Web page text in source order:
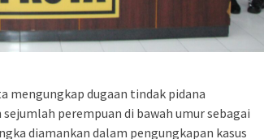
mengungkap dugaan tindak pidana
perempuan di bawah umur sebagai
diamankan dalam pengungkapan kasus